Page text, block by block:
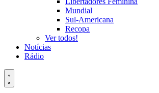
Mundial
Sul-Americana
Recopa
Ver todos!
Notícias
Rádio